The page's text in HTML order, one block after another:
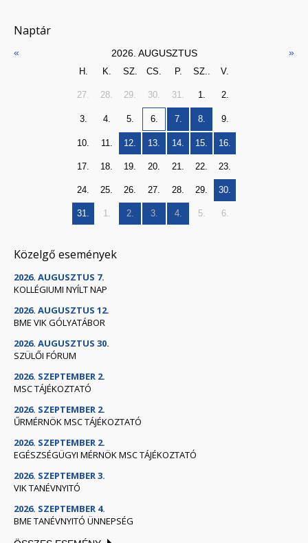
Naptár
« 2026. AUGUSZTUS »
H. K. SZ. CS. P. SZ.. V.
27. 28. 29. 30. 31. 1. 2.
3. 4. 5. 6. 7. 8. 9.
10. 11. 12. 13. 14. 15. 16.
17. 18. 19. 20. 21. 22. 23.
24. 25. 26. 27. 28. 29. 30.
31. 1. 2. 3. 4. 5. 6.
Közelgő események
2026. AUGUSZTUS 7.
KOLLÉGIUMI NYÍLT NAP
2026. AUGUSZTUS 12.
BME VIK GÓLYATÁBOR
2026. AUGUSZTUS 30.
SZÜLŐI FÓRUM
2026. SZEPTEMBER 2.
MSC TÁJÉKOZTATÓ
2026. SZEPTEMBER 2.
ŰRMÉRNÖK MSC TÁJÉKOZTATÓ
2026. SZEPTEMBER 2.
EGÉSZSÉGÜGYI MÉRNÖK MSC TÁJÉKOZTATÓ
2026. SZEPTEMBER 3.
VIK TANÉVNYITÓ
2026. SZEPTEMBER 4.
BME TANÉVNYITÓ ÜNNEPSÉG